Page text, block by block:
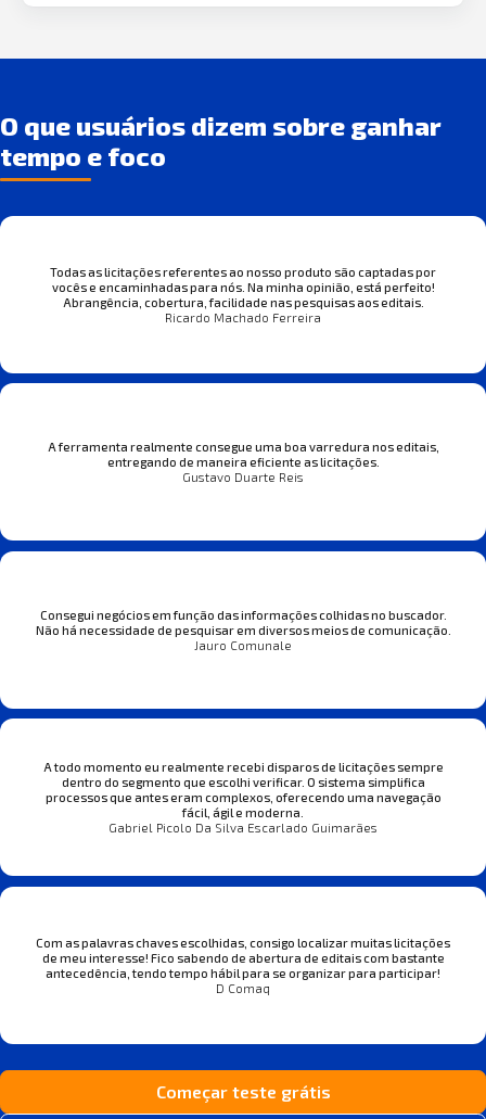
O que usuários dizem sobre ganhar
tempo e foco
Todas as licitações referentes ao nosso produto são captadas por
vocês e encaminhadas para nós. Na minha opinião, está perfeito!
Abrangência, cobertura, facilidade nas pesquisas aos editais.
Ricardo Machado Ferreira
A ferramenta realmente consegue uma boa varredura nos editais,
entregando de maneira eficiente as licitações.
Gustavo Duarte Reis
Consegui negócios em função das informações colhidas no buscador.
Não há necessidade de pesquisar em diversos meios de comunicação.
Jauro Comunale
A todo momento eu realmente recebi disparos de licitações sempre
dentro do segmento que escolhi verificar. O sistema simplifica
processos que antes eram complexos, oferecendo uma navegação
fácil, ágil e moderna.
Gabriel Picolo Da Silva Escarlado Guimarães
Com as palavras chaves escolhidas, consigo localizar muitas licitações
de meu interesse! Fico sabendo de abertura de editais com bastante
antecedência, tendo tempo hábil para se organizar para participar!
D Comaq
Começar teste grátis